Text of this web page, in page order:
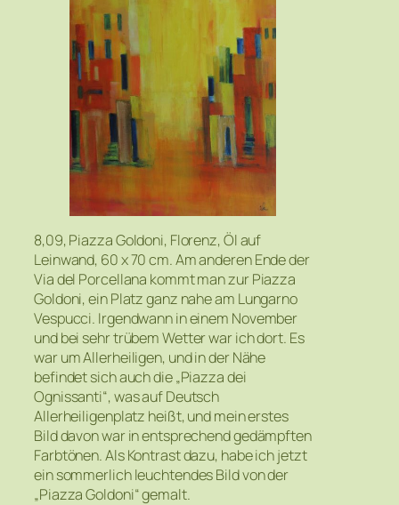
8,09, Piazza Goldoni, Florenz, Öl auf
Leinwand, 60 x 70 cm. Am anderen Ende der
Via del Porcellana kommt man zur Piazza
Goldoni, ein Platz ganz nahe am Lungarno
Vespucci. Irgendwann in einem November
und bei sehr trübem Wetter war ich dort. Es
war um Allerheiligen, und in der Nähe
befindet sich auch die „Piazza dei
Ognissanti“, was auf Deutsch
Allerheiligenplatz heißt, und mein erstes
Bild davon war in entsprechend gedämpften
Farbtönen. Als Kontrast dazu, habe ich jetzt
ein sommerlich leuchtendes Bild von der
„Piazza Goldoni“ gemalt.